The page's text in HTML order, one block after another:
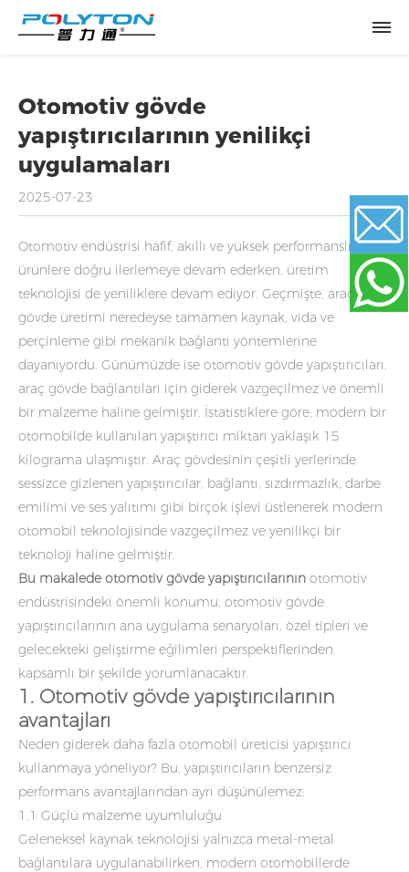
Otomotiv gövde
yapıştırıcılarının yenilikçi
uygulamaları
2025-07-23
Otomotiv endüstrisi hafif, akıllı ve yüksek performanslı
ürünlere doğru ilerlemeye devam ederken, üretim
teknolojisi de yeniliklere devam ediyor. Geçmişte, araç
gövde üretimi neredeyse tamamen kaynak, vida ve
perçinleme gibi mekanik bağlantı yöntemlerine
dayanıyordu. Günümüzde ise otomotiv gövde yapıştırıcıları,
araç gövde bağlantıları için giderek vazgeçilmez ve önemli
bir malzeme haline gelmiştir. İstatistiklere göre, modern bir
otomobilde kullanılan yapıştırıcı miktarı yaklaşık 15
kilograma ulaşmıştır. Araç gövdesinin çeşitli yerlerinde
sessizce gizlenen yapıştırıcılar, bağlantı, sızdırmazlık, darbe
emilimi ve ses yalıtımı gibi birçok işlevi üstlenerek modern
otomobil teknolojisinde vazgeçilmez ve yenilikçi bir
teknoloji haline gelmiştir.
Bu makalede otomotiv gövde yapıştırıcılarının otomotiv
endüstrisindeki önemli konumu, otomotiv gövde
yapıştırıcılarının ana uygulama senaryoları, özel tipleri ve
gelecekteki geliştirme eğilimleri perspektiflerinden
kapsamlı bir şekilde yorumlanacaktır.
1. Otomotiv gövde yapıştırıcılarının
avantajları
Neden giderek daha fazla otomobil üreticisi yapıştırıcı
kullanmaya yöneliyor? Bu, yapıştırıcıların benzersiz
performans avantajlarından ayrı düşünülemez:
1.1 Güçlü malzeme uyumluluğu
Geleneksel kaynak teknolojisi yalnızca metal-metal
bağlantılara uygulanabilirken, modern otomobillerde
Email